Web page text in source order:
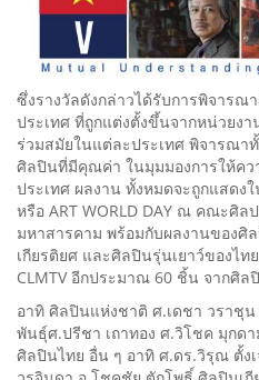
ซึ่งรางวัลดังกล่าวได้รับการพิจารณ
ประเทศ ที่ถูกแต่งตั้งขึ้นจากหน่วยง
ร่วมสมัยในแต่ละประเทศ พิจารณา
ศิลปินที่มีคุณค่า ในมุมมองการให้ค
ประเทศ ผลงาน ทั้งหมดจะถูกแสดง
หรือ ART WORLD DAY ณ คณะศิ
มหาสารคาม พร้อมกับผลงานของ
เกียรติยศ และศิลปินรุ่นเยาว์ของไ
CLMTV อีกประมาณ 60 ชิ้น จากศิล
อาทิ ศิลปินแห่งชาติ ศ.เดชา วราชุ
พันธุ์ศ.ปรีชา เถาทอง ศ.วิโชค มุก
ศิลปินไทย อื่น ๆ อาทิ ศ.ดร.วิรุณ ตั้ง